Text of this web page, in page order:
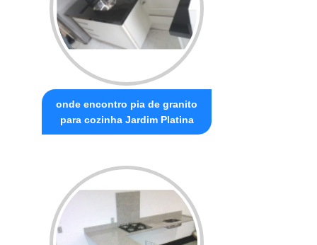
onde encontro pia de granito
para cozinha Jardim Platina